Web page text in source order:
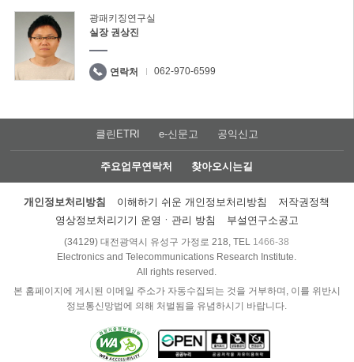
광패키징연구실
실장 권상진
연락처 062-970-6599
클린ETRI e-신문고 공익신고
주요업무연락처 찾아오시는길
개인정보처리방침 이해하기 쉬운 개인정보처리방침
저작권정책
영상정보처리기기 운영ㆍ관리 방침
부설연구소공고
(34129) 대전광역시 유성구 가정로 218, TEL 1466-38
Electronics and Telecommunications Research Institute.
All rights reserved.
본 홈페이지에 게시된 이메일 주소가 자동수집되는 것을 거부하며, 이를 위반시
정보통신망법에 의해 처벌됨을 유념하시기 바랍니다.